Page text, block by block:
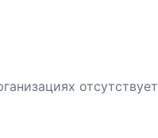
отсутствует